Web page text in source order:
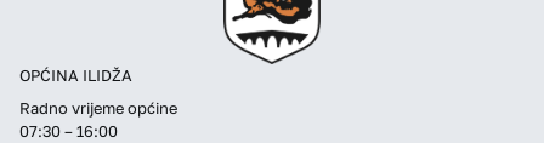
OPĆINA ILIDŽA
Radno vrijeme općine
07:30 – 16:00